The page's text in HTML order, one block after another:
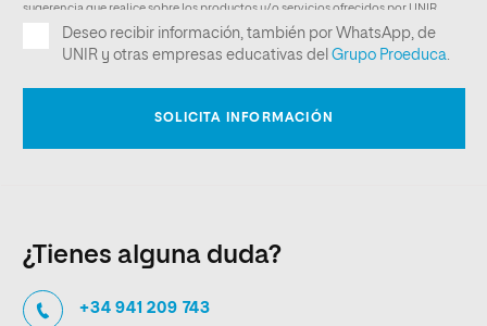
¿Tienes alguna duda?
+34 941 209 743